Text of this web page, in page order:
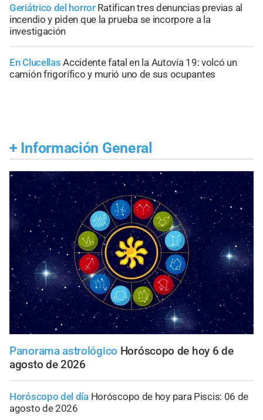
Geriátrico del horror Ratifican tres denuncias previas al
incendio y piden que la prueba se incorpore a la
investigación
En Clucellas Accidente fatal en la Autovía 19: volcó un
camión frigorífico y murió uno de sus ocupantes
+ Información General
Panorama astrológico Horóscopo de hoy 6 de
agosto de 2026
Horóscopo del día Horóscopo de hoy para Piscis: 06 de
agosto de 2026